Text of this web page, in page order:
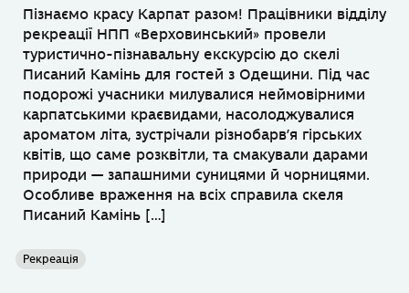
Пізнаємо красу Карпат разом! Працівники відділу
рекреації НПП «Верховинський» провели
туристично-пізнавальну екскурсію до скелі
Писаний Камінь для гостей з Одещини. Під час
подорожі учасники милувалися неймовірними
карпатськими краєвидами, насолоджувалися
ароматом літа, зустрічали різнобарв’я гірських
квітів, що саме розквітли, та смакували дарами
природи — запашними суницями й чорницями.
Особливе враження на всіх справила скеля
Писаний Камінь […]
Рекреація